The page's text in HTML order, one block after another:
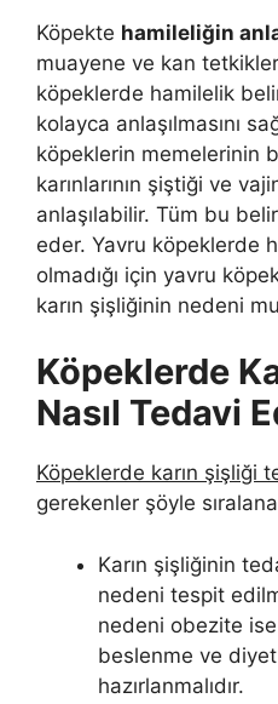
Köpekte hamileliğin
muayene ve kan
köpeklerde hamilelik
kolayca anlaşılmasını
köpeklerin memelerinin
karınlarının şiştiği ve
anlaşılabilir. Tüm bu
eder. Yavru köpeklerde
olmadığı için yavru
karın şişliğinin nedeni
Köpeklerde
Nasıl Tedavi
Köpeklerde karın şişliği
gerekenler şöyle
Karın şişliğinin
nedeni tespit
nedeni obezite
beslenme ve diyet
hazırlanmalıdır.